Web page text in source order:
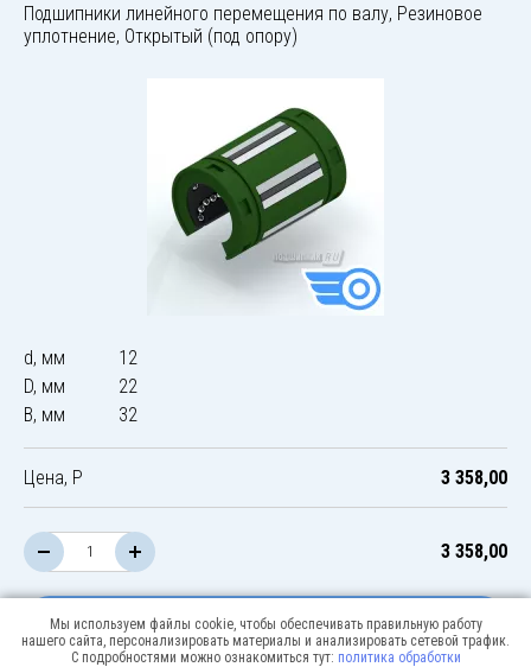
Подшипники линейного перемещения по валу, Резиновое
уплотнение, Открытый (под опору)
d, мм
12
D, мм
22
B, мм
32
Цена, Р 3 358,00
3 358,00
В корзину
Мы используем файлы cookie, чтобы обеспечивать правильную работу
нашего сайта, персонализировать материалы и анализировать сетевой трафик.
С подробностями можно ознакомиться тут: политика обработки